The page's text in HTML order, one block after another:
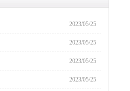
2023/05/25
2023/05/25
2023/05/25
2023/05/25